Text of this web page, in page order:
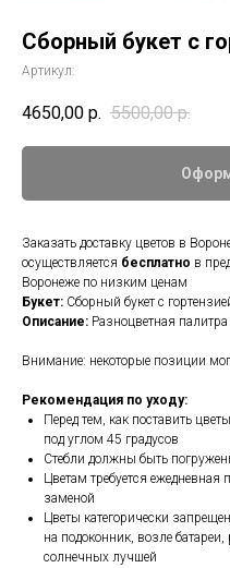
Сборный букет с
Артикул:
4650,00 р. 5500,00 р.
Заказать доставку цветов в
осуществляется бесплатно в
Воронеже по низким ценам
Букет: Сборный букет с
Описание: Разноцветная
Внимание: некоторые позиции
Рекомендация по уходу:
Перед тем, как поставить
под углом 45 градусов
Стебли должны быть
Цветам требуется ежедневная
заменой
Цветы категорически
на подоконник, возле
солнечных лучшей